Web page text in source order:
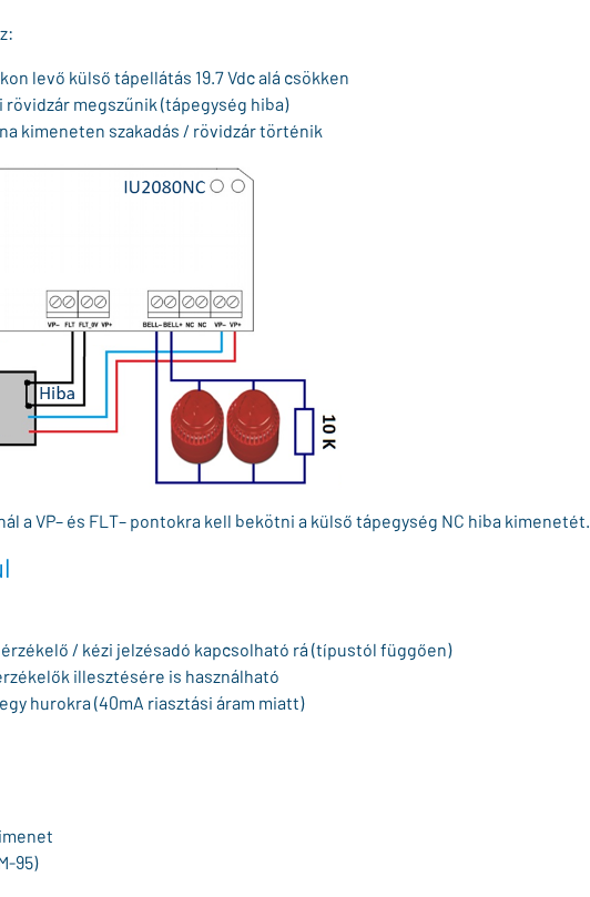
levő külső tápellátás 19.7 Vdc alá csökken
rövidzár megszűnik (tápegység hiba)
kimeneten szakadás / rövidzár történik
a VP– és FLT– pontokra kell bekötni a külső tápegység NC hiba kimenetét.
érzékelő / kézi jelzésadó kapcsolható rá (típustól függően)
illesztésére is használható
hurokra (40mA riasztási áram miatt)
95)